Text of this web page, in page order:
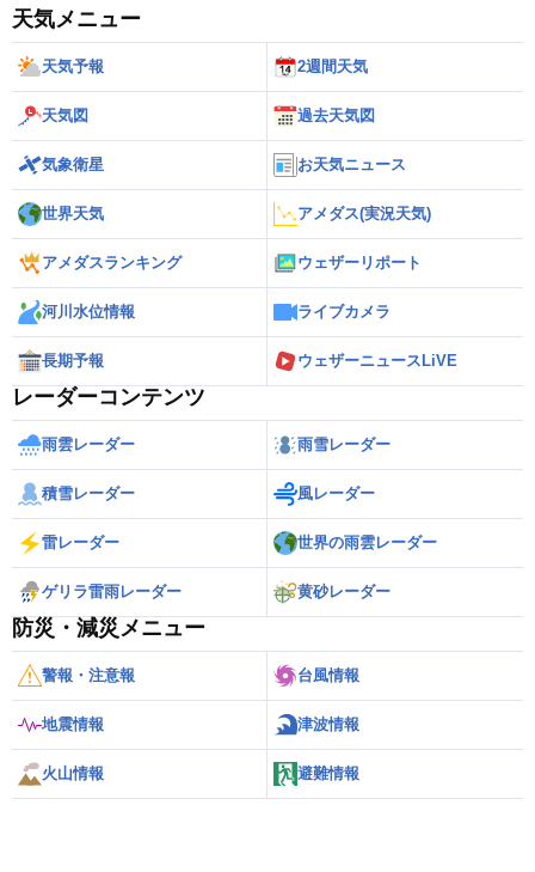
天気メニュー
天気予報 2週間天気
天気図 過去天気図
気象衛星 お天気ニュース
世界天気 アメダス(実況天気)
アメダスランキング ウェザーリポート
河川水位情報 ライブカメラ
長期予報 ウェザーニュースLiVE
レーダーコンテンツ
雨雲レーダー 雨雪レーダー
積雪レーダー 風レーダー
雷レーダー 世界の雨雲レーダー
ゲリラ雷雨レーダー 黄砂レーダー
防災・減災メニュー
警報・注意報 台風情報
地震情報 津波情報
火山情報 避難情報